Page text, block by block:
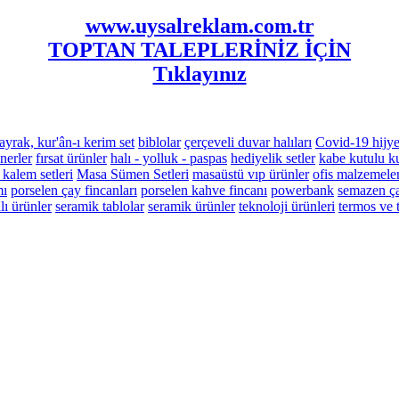
www.uysalreklam.com.tr
TOPTAN TALEPLERİNİZ İÇİN
Tıklayınız
kur'ân-ı kerim set biblolar çerçeveli duvar halıları Covid-19
fırsat ürünler halı - yolluk - paspas hediyelik setler kabe kutulu
setleri Masa Sümen Setleri masaüstü vıp ürünler ofis
porselen çay fincanları porselen kahve fincanı powerbank semazen
ürünler seramik tablolar seramik ürünler teknoloji ürünleri termos ve